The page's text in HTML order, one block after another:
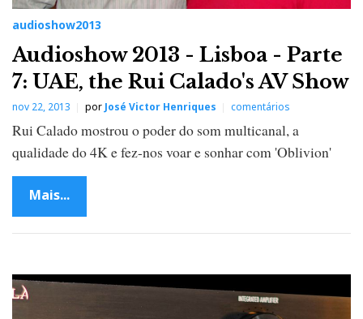
audioshow2013
Audioshow 2013 - Lisboa - Parte
7: UAE, the Rui Calado's AV Show
nov 22, 2013 por José Victor Henriques comentários
Rui Calado mostrou o poder do som multicanal, a
qualidade do 4K e fez-nos voar e sonhar com 'Oblivion'
Mais...